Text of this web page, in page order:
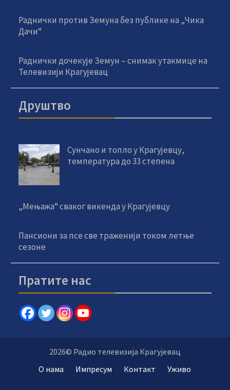
Раднички против Земуна без публике на „Чика
Дачи“
Раднички дочекује Земун – снимак утакмице на
Телевизији Крагујевац
Друштво
Сунчано и топло у Крагујевцу,
температура до 33 степена
„Мењажа“ сваког викенда у Крагујевцу
Пансиони за псе све траженији током летње
сезоне
Пратите нас
2026© Радио телевизија Крагујевац
О нама
Импресум Контакт Уживо